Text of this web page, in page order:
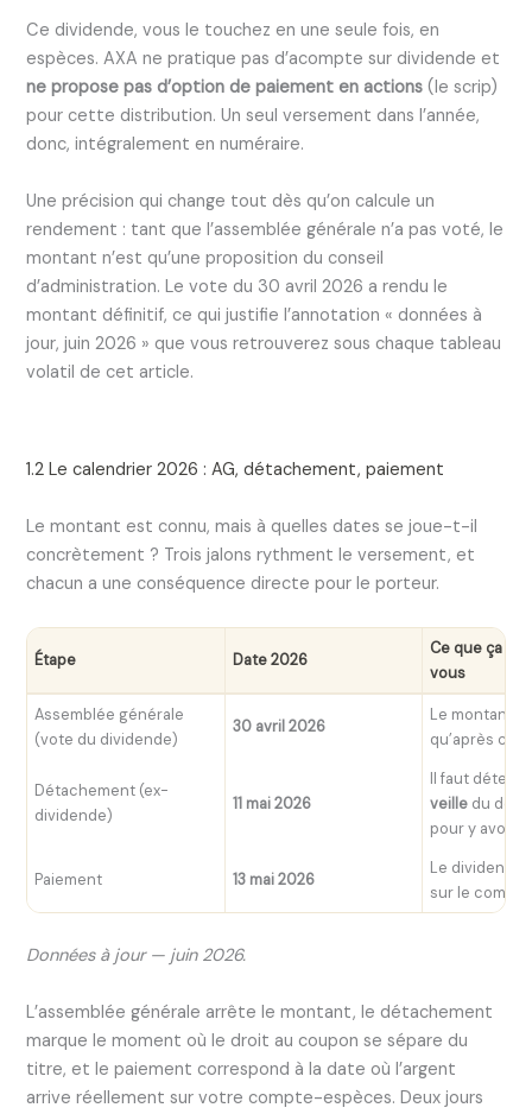
Ce dividende, vous le touchez en une seule fois, en
espèces. AXA ne pratique pas d’acompte sur dividende et
ne propose pas d’option de paiement en actions (le scrip)
pour cette distribution. Un seul versement dans l’année,
donc, intégralement en numéraire.
Une précision qui change tout dès qu’on calcule un
rendement : tant que l’assemblée générale n’a pas voté, le
montant n’est qu’une proposition du conseil
d’administration. Le vote du 30 avril 2026 a rendu le
montant définitif, ce qui justifie l’annotation « données à
jour, juin 2026 » que vous retrouverez sous chaque tableau
volatil de cet article.
1.2 Le calendrier 2026 : AG, détachement, paiement
Le montant est connu, mais à quelles dates se joue-t-il
concrètement ? Trois jalons rythment le versement, et
chacun a une conséquence directe pour le porteur.
Étape Date 2026
Ce que ça
vous
Assemblée générale
(vote du dividende)
30 avril 2026
Le montant
qu’après ce
Détachement (ex-
dividende)
11 mai 2026
Il faut détenir
veille du
pour y avoir
Paiement 13 mai 2026
Le dividende
sur le
Données à jour — juin 2026.
L’assemblée générale arrête le montant, le détachement
marque le moment où le droit au coupon se sépare du
titre, et le paiement correspond à la date où l’argent
arrive réellement sur votre compte-espèces. Deux jours